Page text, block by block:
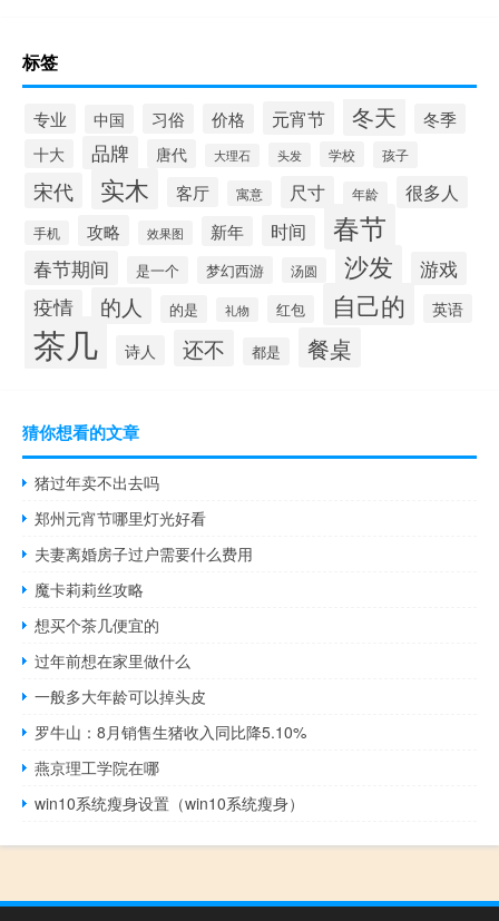
标签
专业 中国 习俗 价格 元宵节 冬天 冬季
十大 品牌 唐代 大理石 头发 学校 孩子
宋代 实木 客厅 寓意 尺寸 年龄 很多人
手机 攻略 效果图 新年 时间 春节
春节期间 是一个 梦幻西游 汤圆 沙发 游戏
疫情 的人 的是 礼物 红包 自己的 英语
茶几 诗人 还不 都是 餐桌
猜你想看的文章
猪过年卖不出去吗
郑州元宵节哪里灯光好看
夫妻离婚房子过户需要什么费用
魔卡莉莉丝攻略
想买个茶几便宜的
过年前想在家里做什么
一般多大年龄可以掉头皮
罗牛山：8月销售生猪收入同比降5.10%
燕京理工学院在哪
win10系统瘦身设置（win10系统瘦身）